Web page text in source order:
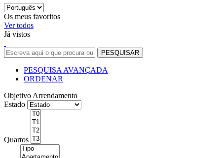
Os meus favoritos
Ver todos
Já vistos
PESQUISA AVANÇADA
ORDENAR
Objetivo Arrendamento
Estado
Quartos